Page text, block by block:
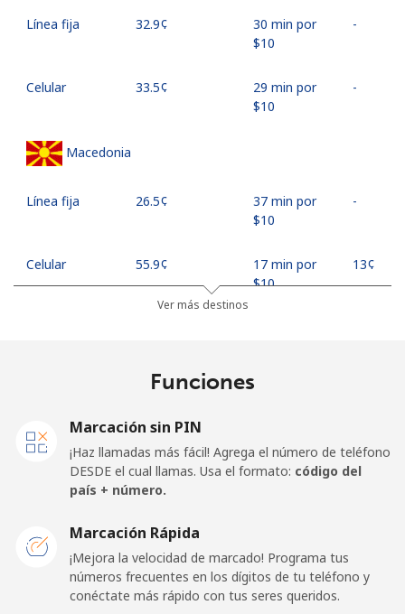
Línea fija ⁦32.9¢⁩
30 min por
⁦$10⁩
-
Celular ⁦33.5¢⁩
29 min por
⁦$10⁩
-
Macedonia
Línea fija ⁦26.5¢⁩
37 min por
⁦$10⁩
-
Celular ⁦55.9¢⁩
17 min por
⁦$10⁩
⁦13¢⁩
⁦81.9¢⁩
12 min por
Celular
⁦$10⁩
Línea fija ⁦57.9¢⁩
17 min por
⁦$10⁩
Ver más destinos
Funciones
Marcación sin PIN
¡Haz llamadas más fácil! Agrega el número de teléfono
DESDE el cual llamas. Usa el formato: código del
país + número.
Marcación Rápida
¡Mejora la velocidad de marcado! Programa tus
números frecuentes en los dígitos de tu teléfono y
conéctate más rápido con tus seres queridos.